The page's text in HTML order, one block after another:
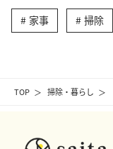
TOP 掃除・暮らし
家事 掃除